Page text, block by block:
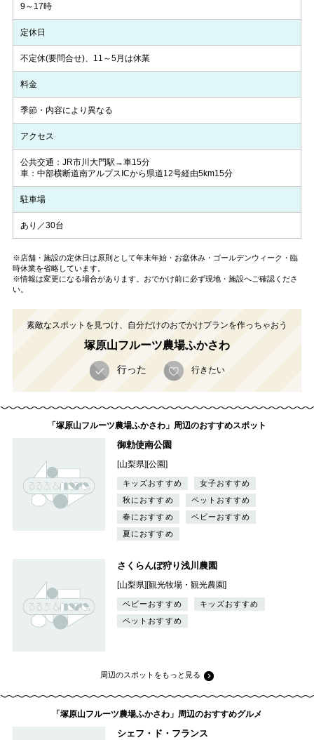
9～17時
定休日
不定休(要問合せ)、11～5月は休業
料金
季節・内容により異なる
アクセス
公共交通：JR市川大門駅→車15分
車：中部横断道南アルプスICから県道12号経由5km15分
駐車場
あり／30台
※店舗・施設の定休日は原則として年末年始・お盆休み・ゴールデンウィーク・臨
時休業を省略しています。
※情報は変更になる場合があります。おでかけ前に必ず現地・施設へご確認くださ
い。
素敵なスポットを見つけ、自分だけのおでかけプランを作っちゃおう
塚原山フルーツ農場ふかさわ
行った 行きたい
「塚原山フルーツ農場ふかさわ」周辺のおすすめスポット
御勅使南公園
[山梨県][公園]
キッズおすすめ
女子おすすめ
秋におすすめ
ペットおすすめ
春におすすめ
ベビーおすすめ
夏におすすめ
さくらんぼ狩り浅川農園
[山梨県][観光牧場・観光農園]
ベビーおすすめ
キッズおすすめ
ペットおすすめ
周辺のスポットをもっと見る
「塚原山フルーツ農場ふかさわ」周辺のおすすめグルメ
シェフ・ド・フランス